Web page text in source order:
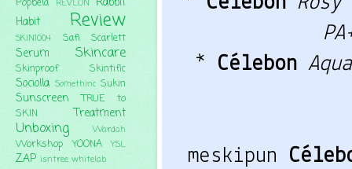
* Célebon
meskipun
REVLON
Habit
Review
SKIN1004 Safi Scarlett
Serum Skincare
Skinproof Skintific
Sociolla Somethinc Sukin
Sunscreen
TRUE to
SKIN
Treatment
Unboxing Wardah
Workshop YOONA YSL
ZAP isntree whitelab